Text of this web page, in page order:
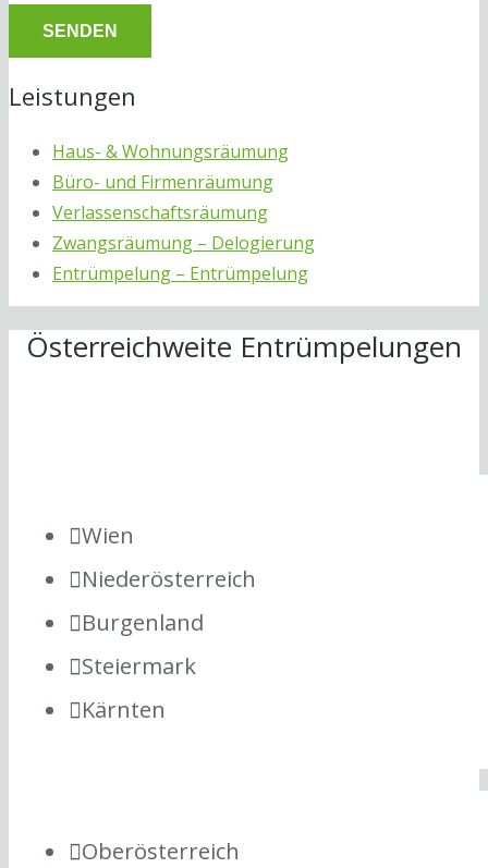
Leistungen
Haus- & Wohnungsräumung
Büro- und Firmenräumung
Verlassenschaftsräumung
Zwangsräumung – Delogierung
Entrümpelung – Entrümpelung
Österreichweite Entrümpelungen
Wien
Niederösterreich
Burgenland
Steiermark
Kärnten
Oberösterreich